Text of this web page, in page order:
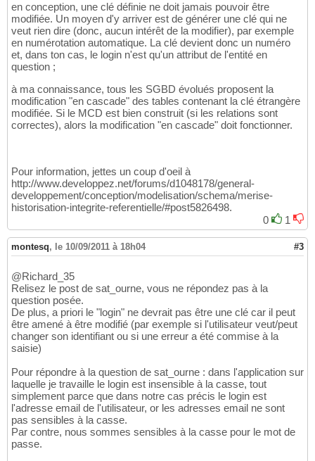
en conception, une clé définie ne doit jamais pouvoir être
modifiée. Un moyen d'y arriver est de générer une clé qui ne
veut rien dire (donc, aucun intérêt de la modifier), par exemple
en numérotation automatique. La clé devient donc un numéro
et, dans ton cas, le login n'est qu'un attribut de l'entité en
question ;
à ma connaissance, tous les SGBD évolués proposent la
modification "en cascade" des tables contenant la clé étrangère
modifiée. Si le MCD est bien construit (si les relations sont
correctes), alors la modification "en cascade" doit fonctionner.
Pour information, jettes un coup d'oeil à
http://www.developpez.net/forums/d1048178/general-
developpement/conception/modelisation/schema/merise-
historisation-integrite-referentielle/#post5826498.
0
1
montesq, le 10/09/2011 à 18h04 #3
@Richard_35
Relisez le post de sat_ourne, vous ne répondez pas à la
question posée.
De plus, a priori le "login" ne devrait pas être une clé car il peut
être amené à être modifié (par exemple si l'utilisateur veut/peut
changer son identifiant ou si une erreur a été commise à la
saisie)
Pour répondre à la question de sat_ourne : dans l'application sur
laquelle je travaille le login est insensible à la casse, tout
simplement parce que dans notre cas précis le login est
l'adresse email de l'utilisateur, or les adresses email ne sont
pas sensibles à la casse.
Par contre, nous sommes sensibles à la casse pour le mot de
passe.